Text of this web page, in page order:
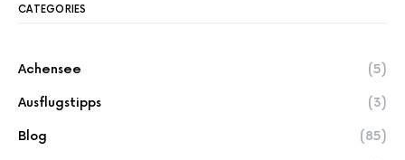
CATEGORIES
Achensee (5)
Ausflugstipps (3)
Blog (85)